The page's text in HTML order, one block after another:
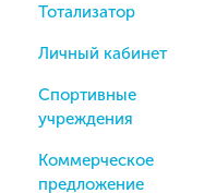
Тотализатор
Личный кабинет
Спортивные
учреждения
Коммерческое
предложение